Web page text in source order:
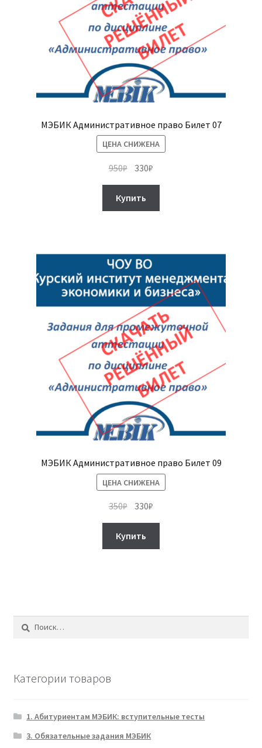
МЭБИК Административное право Билет 07
ЦЕНА СНИЖЕНА
950₽ Первоначальная
составляла
950₽.
330₽
Купить
МЭБИК Административное право Билет 09
ЦЕНА СНИЖЕНА
350₽ Первоначальная
цена
составляла
350₽.
330₽
цена:
Купить
Категории товаров
1. Абитуриентам МЭБИК: вступительные тесты
3. Обязательные задания МЭБИК